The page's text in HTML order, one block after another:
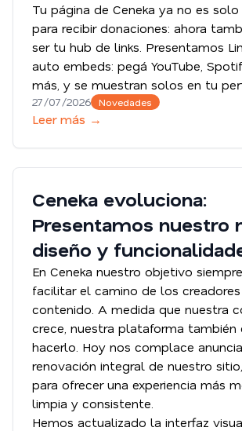
Tu página de Ceneka ya no es
para recibir donaciones: ahora
ser tu hub de links. Presentamos
auto embeds: pegá YouTube,
más, y se muestran solos en tu
27/07/2026 Novedades
Leer más →
Ceneka evoluciona:
Presentamos nuestro
diseño y
En Ceneka nuestro objetivo
facilitar el camino de los
contenido. A medida que nuestra
crece, nuestra plataforma también
hacerlo. Hoy nos complace
renovación integral de nuestro
para ofrecer una experiencia más
limpia y consistente.
Hemos actualizado la interfaz